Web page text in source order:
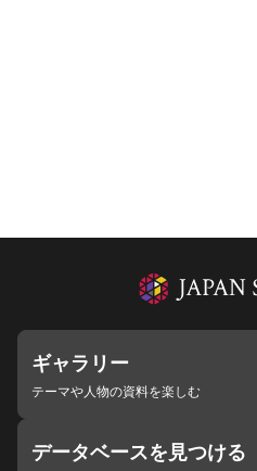
ギャラリー
テーマや人物の資料を楽しむ
データベースを見つける